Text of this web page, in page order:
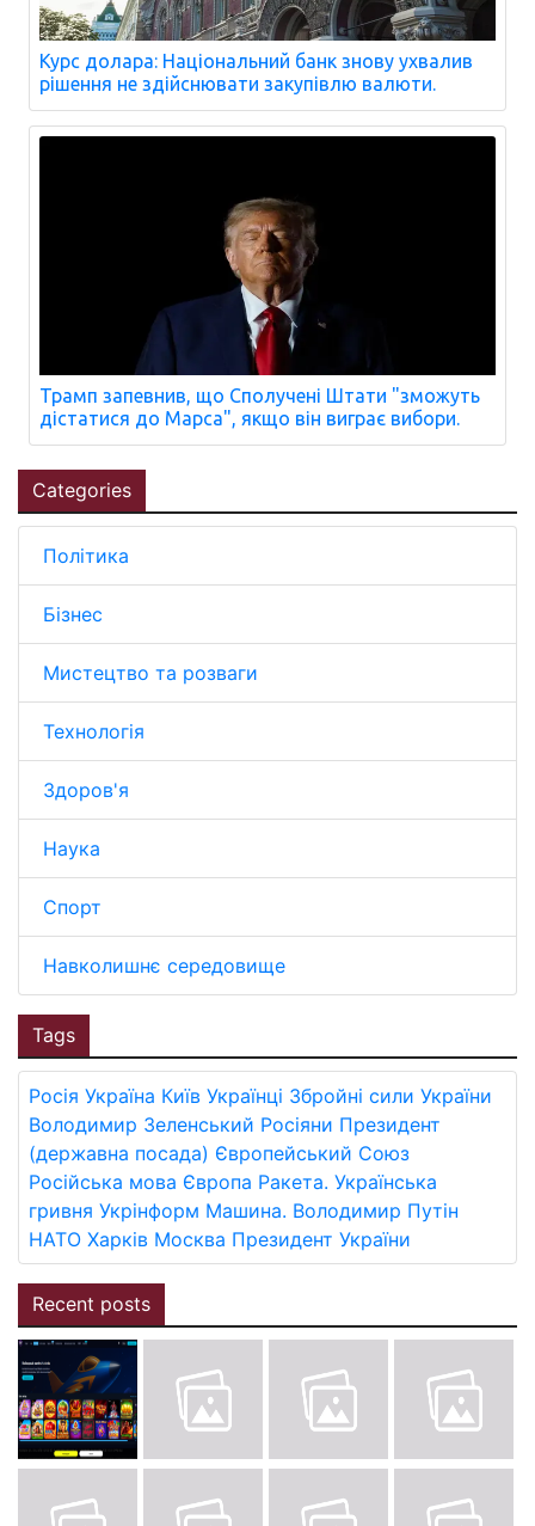
Курс долара: Національний банк знову ухвалив
рішення не здійснювати закупівлю валюти.
Трамп запевнив, що Сполучені Штати "зможуть
дістатися до Марса", якщо він виграє вибори.
Categories
Політика
Бізнес
Мистецтво та розваги
Технологія
Здоров'я
Наука
Спорт
Навколишнє середовище
Tags
Росія Україна Київ Українці Збройні сили України
Володимир Зеленський Росіяни Президент
(державна посада) Європейський Союз
Російська мова Європа Ракета. Українська
гривня Укрінформ Машина. Володимир Путін
НАТО Харків Москва Президент України
Recent posts